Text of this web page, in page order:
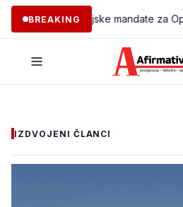
BREAKINGmandate za Opće
IZDVOJENI ČLANCI